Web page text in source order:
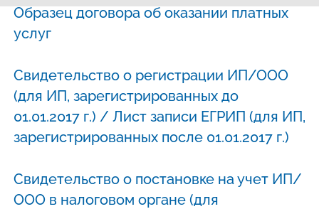
Образец договора об оказании платных
услуг
Свидетельство о регистрации ИП/ООО
(для ИП, зарегистрированных до
01.01.2017 г.) / Лист записи ЕГРИП (для ИП,
зарегистрированных после 01.01.2017 г.)
Свидетельство о постановке на учет ИП/
ООО в налоговом органе (для